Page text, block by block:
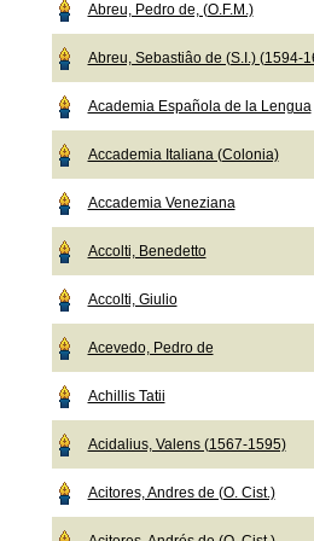
Abreu, Pedro de, (O.F.M.)
Abreu, Sebastiâo de (S.I.) (1594-
Academia Española de la Lengua
Accademia Italiana (Colonia)
Accademia Veneziana
Accolti, Benedetto
Accolti, Giulio
Acevedo, Pedro de
Achillis Tatii
Acidalius, Valens (1567-1595)
Acitores, Andres de (O. Cist.)